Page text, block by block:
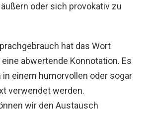
oder sich provokativ zu
hat das Wort
eine abwertende Konnotation. Es
in einem humorvollen oder sogar
verwendet werden.
wir den Austausch